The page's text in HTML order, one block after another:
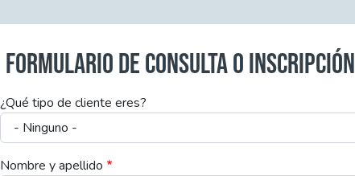
FORMULARIO DE CONSULTA O INSCRIPCIÓN
¿Qué tipo de cliente eres?
Nombre y apellido